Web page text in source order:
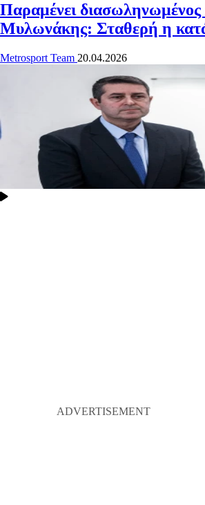
Παραμένει διασωληνωμένος
Μυλωνάκης: Σταθερή η
Metrosport Team 20.04.2026